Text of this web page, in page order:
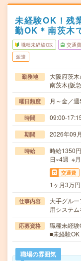
未経験OK！残
勤OK＊南茨木
職種未経験OK 交通
派遣
勤務地
大阪府茨木
南茨木(阪
曜日頻度 月～金／週
時間 09:00-
期間 2026年09
時給
時給1350
日×4週 ※
交通費
1ヶ月3万
仕事内容
大手グル
用システ
応募資格
職種未経
■未経験OK
職場の雰囲気